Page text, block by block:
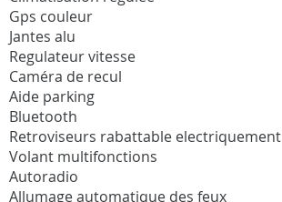
Gps couleur
Jantes alu
Regulateur vitesse
Caméra de recul
Aide parking
Bluetooth
Retroviseurs rabattable electriquement
Volant multifonctions
Autoradio
Allumage automatique des feux